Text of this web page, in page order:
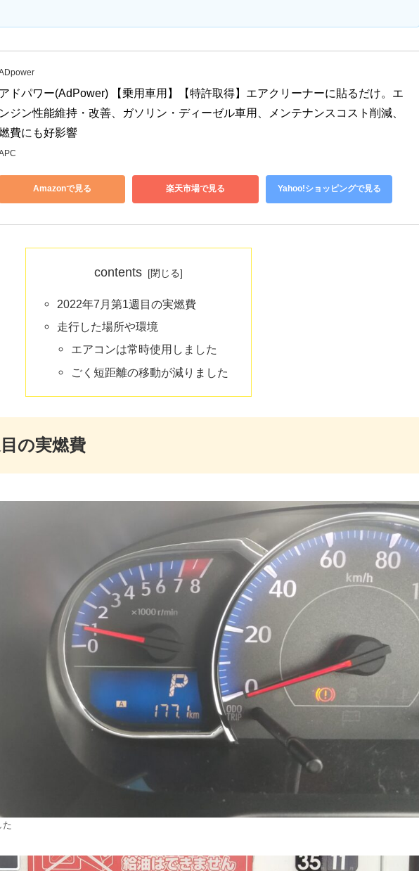
アドパワー(AdPower) 【乗用車用】【特許取得】エアクリーナーに貼るだけ。エ
ンジン性能維持・改善、ガソリン・ディーゼル車用、メンテナンスコスト削減、
費にも好影響
Amazonで見る 楽天市場で見る Yahoo!ショッピングで見る
contents
2022年7月第1週目の実燃費
走行した場所や環境
エアコンは常時使用しました
ごく短距離の移動が減りました
の実燃費
た